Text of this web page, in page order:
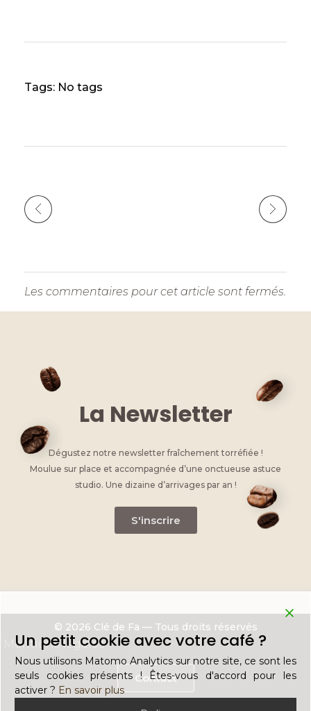
e
n
e
o
k
e te ts l
y
Tags: No tags
Les commentaires pour cet article sont fermés.
La Newsletter
Dégustez notre newsletter fraîchement torréfiée !
Moulue sur place et accompagnée d’une onctueuse astuce
studio. Une dizaine d’arrivages par an !
S'inscrire
© 2026 Clé de Fa — Tous droits réservés
Mentions légales
Contact
Un petit cookie avec votre café ?
Nous utilisons Matomo Analytics sur notre site, ce sont les
seuls cookies présents ! Êtes-vous d'accord pour les
activer ? En savoir plus